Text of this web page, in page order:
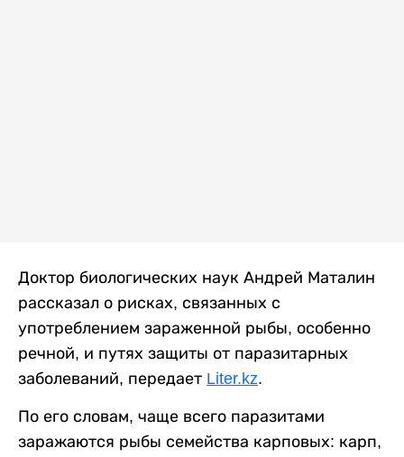
Доктор биологических наук Андрей Маталин
рассказал о рисках, связанных с
употреблением зараженной рыбы, особенно
речной, и путях защиты от паразитарных
заболеваний, передает Liter.kz.
По его словам, чаще всего паразитами
заражаются рыбы семейства карповых: карп,